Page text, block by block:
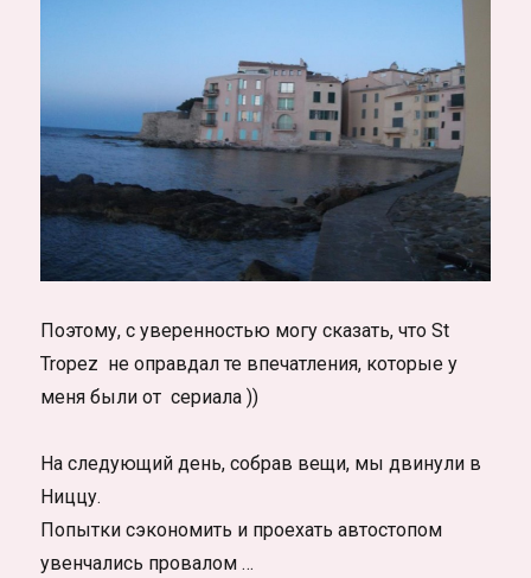
Поэтому, с уверенностью могу сказать, что St
Tropez не оправдал те впечатления, которые у
меня были от сериала ))
На следующий день, собрав вещи, мы двинули в
Ниццу.
Попытки сэкономить и проехать автостопом
увенчались провалом …